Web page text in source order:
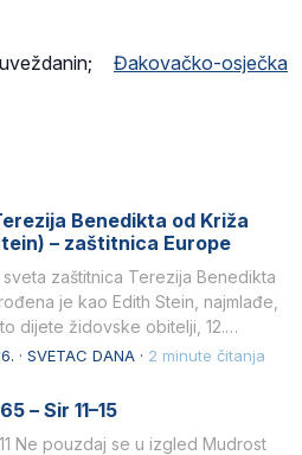
Đakovačko-osječka
Benedikta od Križa
– zaštitnica Europe
sveta zaštitnica Terezija Benedikta
je kao Edith Stein, najmlađe,
dijete židovske obitelji, 12.
u Wrocławu…
· SVETAC DANA · 2 minute čitanja
– Sir 11–15
Ne pouzdaj se u izgled Mudrost